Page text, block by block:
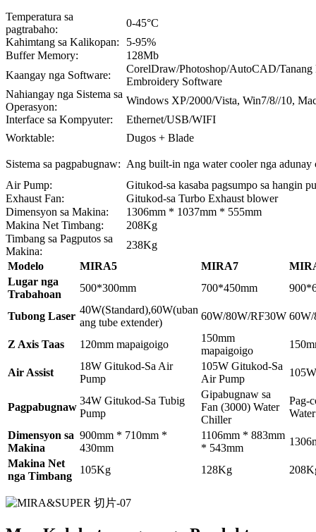
Temperatura sa
pagtrabaho:
0-45°C
Kahimtang sa Kalikopan:
5-95%
Buffer Memory:
128Mb
Kaangay nga Software:
CorelDraw/Photoshop/AutoCAD/Tanang
Embroidery Software
Nahiangay nga Sistema sa
Operasyon:
Windows XP/2000/Vista, Win7/8//10,
Interface sa Kompyuter:
Ethernet/USB/WIFI
Worktable:
Dugos + Blade
Sistema sa pagpabugnaw: Ang built-in nga water cooler nga adunay
Air Pump:
Gitukod-sa kasaba pagsumpo sa hangin
Exhaust Fan:
Gitukod-sa Turbo Exhaust blower
Dimensyon sa Makina:
1306mm * 1037mm * 555mm
Makina Net Timbang:
208Kg
Timbang sa Pagputos sa
Makina:
238Kg
Modelo
MIRA5 MIRA7
Lugar nga
Trabahoan
500*300mm 700*450mm
Tubong Laser
40W(Standard),60W(uban
ang tube extender)
60W/80W/RF30W
Z Axis Taas 120mm mapaigoigo
150mm
mapaigoigo
Air Assist
18W Gitukod-Sa Air
Pump
105W Gitukod-Sa
Air Pump
Pagpabugnaw
34W Gitukod-Sa Tubig
Pump
Gipabugnaw sa
Fan (3000) Water
Chiller
Pag-
Dimensyon sa
Makina
900mm * 710mm *
430mm
1106mm * 883mm
* 543mm
Makina Net
nga Timbang
105Kg 128Kg